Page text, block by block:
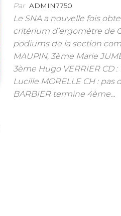
Par ADMIN7750
Le SNA a nouvelle fois
critérium d’ergomètre de
podiums de la section
MAUPIN, 3ème Marie
3ème Hugo VERRIER CD
Lucille MORELLE CH :
BARBIER termine 4ème…